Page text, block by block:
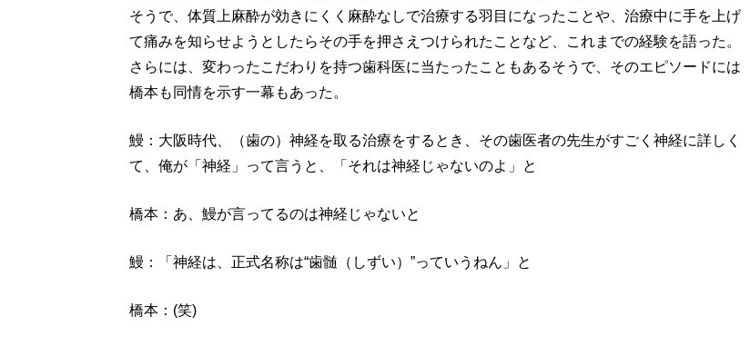
そうで、体質上麻酔が効きにくく麻酔なしで治療する羽目になったことや、治療中に手を上げ
て痛みを知らせようとしたらその手を押さえつけられたことなど、これまでの経験を語った。
さらには、変わったこだわりを持つ歯科医に当たったこともあるそうで、そのエピソードには
橋本も同情を示す一幕もあった。
鰻：大阪時代、（歯の）神経を取る治療をするとき、その歯医者の先生がすごく神経に詳しく
て、俺が「神経」って言うと、「それは神経じゃないのよ」と
橋本：あ、鰻が言ってるのは神経じゃないと
鰻：「神経は、正式名称は“歯髄（しずい）”っていうねん」と
橋本：(笑)